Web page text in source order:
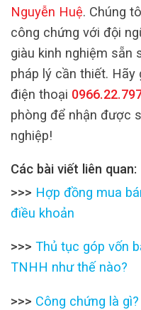
Nguyễn Huệ. Chúng
công chứng với đội
giàu kinh nghiệm sẵn
pháp lý cần thiết.
điện thoại
phòng để nhận được
nghiệp!
Các bài viết liên quan:
>>> Hợp đồng mua
điều khoản
>>> Thủ tục góp vốn
TNHH như thế nào?
>>> Công chứng là